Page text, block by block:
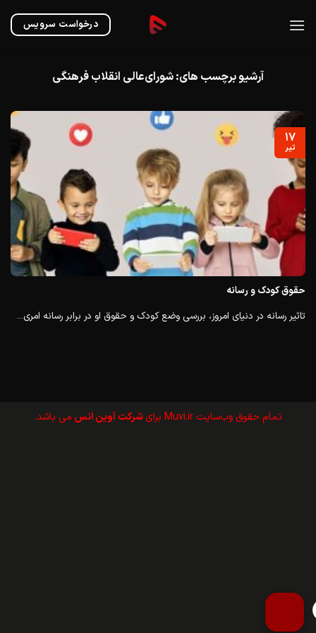
درخواست سرویس
آرشیو برچسب های:شورای‌عالی انقلاب فرهنگی
حقوق کودک و رسانه
تاثیر رسانه در دنیای امروز، بررسی وضع کودک و حقوق او در برابر رسانه امری...
۱۷
تیر
تمام حقوق وب‌سايت Muvi.ir برای شرکت آوین انس می باشد.